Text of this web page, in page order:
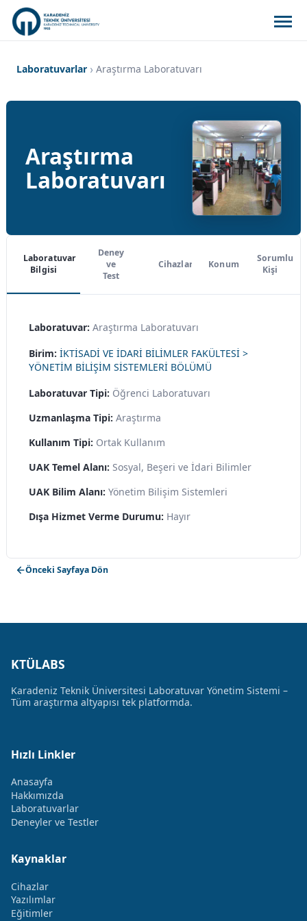
Laboratuvarlar Araştırma Laboratuvarı
Araştırma
Laboratuvarı
Laboratuvar
Bilgisi
Deney
ve
Test
Cihazlar Konum
Sorumlu
Kişi
Laboratuvar: Araştırma Laboratuvarı
Birim: İKTİSADİ VE İDARİ BİLİMLER FAKÜLTESİ >
YÖNETİM BİLİŞİM SİSTEMLERİ BÖLÜMÜ
Laboratuvar Tipi: Öğrenci Laboratuvarı
Uzmanlaşma Tipi: Araştırma
Kullanım Tipi: Ortak Kullanım
UAK Temel Alanı: Sosyal, Beşeri ve İdari Bilimler
UAK Bilim Alanı: Yönetim Bilişim Sistemleri
Dışa Hizmet Verme Durumu: Hayır
Önceki Sayfaya Dön
KTÜLABS
Karadeniz Teknik Üniversitesi Laboratuvar Yönetim Sistemi –
Tüm araştırma altyapısı tek platformda.
Hızlı Linkler
Anasayfa
Hakkımızda
Laboratuvarlar
Deneyler ve Testler
Kaynaklar
Cihazlar
Yazılımlar
Eğitimler